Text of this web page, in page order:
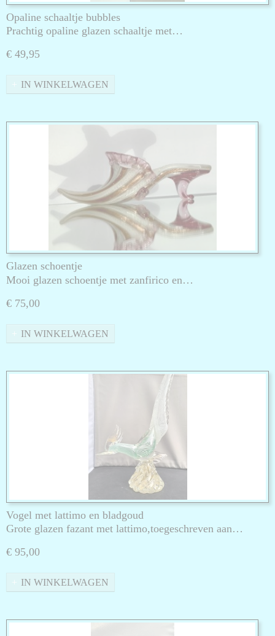
Opaline schaaltje bubbles
Prachtig opaline glazen schaaltje met…
€ 49,95
IN WINKELWAGEN
Glazen schoentje
Mooi glazen schoentje met zanfirico en…
€ 75,00
IN WINKELWAGEN
Vogel met lattimo en bladgoud
Grote glazen fazant met lattimo,toegeschreven aan…
€ 95,00
IN WINKELWAGEN